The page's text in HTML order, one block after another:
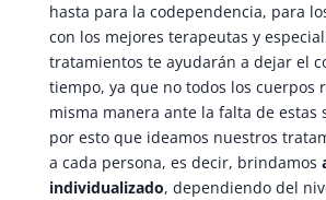
hasta para la codependencia, para
con los mejores terapeutas y
tratamientos te ayudarán a dejar el
tiempo, ya que no todos los cuerpos
misma manera ante la falta de estas
por esto que ideamos nuestros
a cada persona, es decir, brindamos
individualizado, dependiendo del